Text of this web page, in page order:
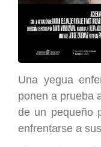
Una yegua
ponen a prueba
de un pequeño
enfrentarse a